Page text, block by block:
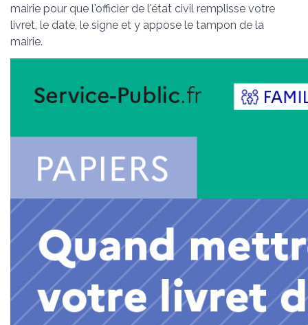
mairie pour que l'officier de l'état civil remplisse votre
livret, le date, le signe et y appose le tampon de la
mairie.